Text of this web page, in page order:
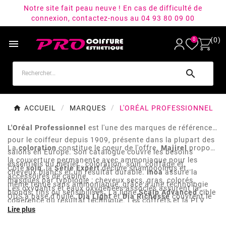
Notre site fait peau neuve ! En cas de difficulté de
connexion, contactez-nous au 04 93 80 09 00
 0 (0)

ACCUEIL MARQUES L'ORÉAL PROFESSIONNEL
L'Oréal Professionnel
est l'une des marques de référence
pour le coiffeur depuis 1909, présente dans la plupart des
salons en Europe. Son catalogue couvre les besoins
essentiels du métier : coloration, soin, coiffage et
accessoires de cabine.
Lacoloration constitue le coeur de l'offre. Majirel
propose
la couverture permanente avec ammoniaque pour les
cheveux blancs et un résultat durable. Inoaassure la
même tenue sans ammoniaque, grâce à une technologie
ODS à base d'huile.Dia LightetDia Richessecouvrent le
ton sur ton et les services rapides en cabine, avec une
Côtésoin, laSérie Expertdécline shampooings et
masques par typologie : cheveux secs, gras, colorés,
blonds, fins ou sensibilisés. La ligneScalp Advancedcible
spécifiquement le cuir chevelu (purifiante antigras,
Les oxydants et eaux oxygénées associés assurent la
cohérence du résultat technique. Les coffrets et la PLV
(présentoirs, packs Majirel) sont pensés pour structurer le